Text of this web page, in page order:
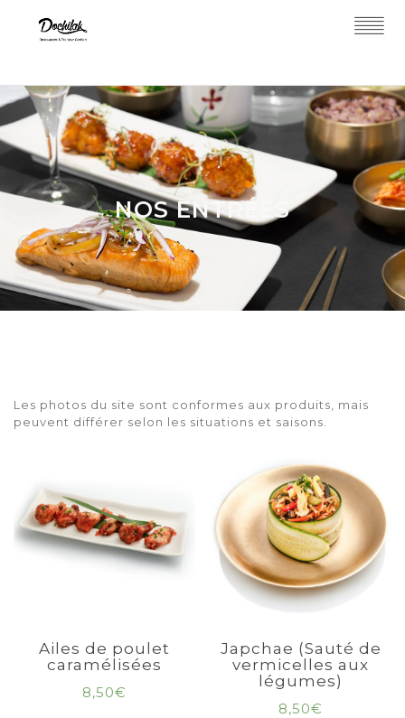
NOS ENTRÉES
Les photos du site sont conformes aux produits, mais
peuvent différer selon les situations et saisons.
Ailes de poulet
caramélisées
8,50€
Japchae (Sauté de
vermicelles aux
légumes)
8,50€